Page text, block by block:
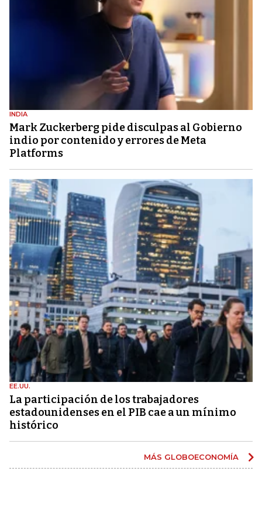
INDIA
Mark Zuckerberg pide disculpas al Gobierno
indio por contenido y errores de Meta
Platforms
EE.UU.
La participación de los trabajadores
estadounidenses en el PIB cae a un mínimo
histórico
MÁS GLOBOECONOMÍA